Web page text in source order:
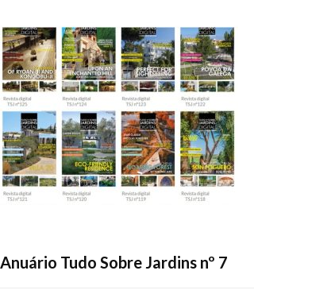
Anuário Tudo Sobre Jardins nº 7